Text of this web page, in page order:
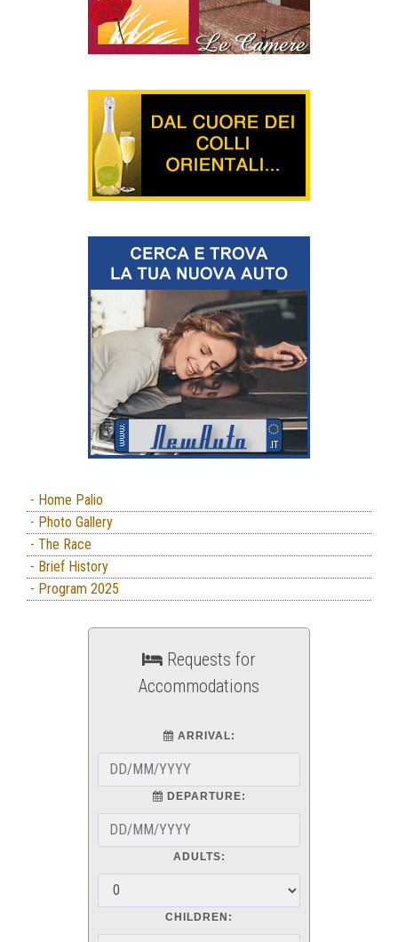
- Home Palio
- Photo Gallery
- The Race
- Brief History
- Program 2025
Requests for
Accommodations
ARRIVAL:
DEPARTURE:
ADULTS:
CHILDREN: